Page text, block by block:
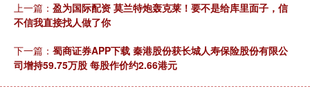
上一篇： 盈为国际配资 莫兰特炮轰克莱！要不是给库里面子，信
不信我直接找人做了你
下一篇： 蜀商证券APP下载 秦港股份获长城人寿保险股份有限公
司增持59.75万股 每股作价约2.66港元